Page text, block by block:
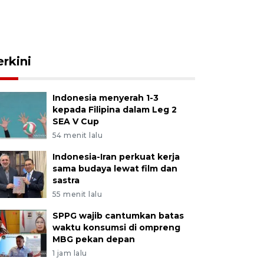
Indonesia menyerah 1-3
kepada Filipina dalam Leg 2
SEA V Cup
54 menit lalu
Indonesia-Iran perkuat kerja
sama budaya lewat film dan
sastra
55 menit lalu
SPPG wajib cantumkan batas
waktu konsumsi di ompreng
MBG pekan depan
1 jam lalu